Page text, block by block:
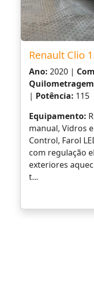
Renault Clio
Ano: 2020 |
| Potência: 115
Equipamento:
manual, Vidros
Control, Farol
com regulação
exteriores
t...